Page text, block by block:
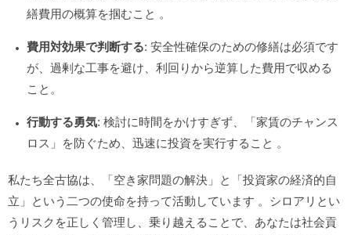
繕費用の概算を掴むこと 。
費用対効果で判断する: 安全性確保のための修繕は必須です
が、過剰な工事を避け、利回りから逆算した費用で収める
こと。
行動する勇気: 検討に時間をかけすぎず、「家賃のチャンス
ロス」を防ぐため、迅速に投資を実行すること 。
私たち全古協は、「空き家問題の解決」と「投資家の経済的自
立」という二つの使命を持って活動しています 。シロアリとい
うリスクを正しく管理し、乗り越えることで、あなたは社会貢